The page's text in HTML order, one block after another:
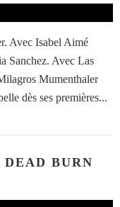
Avec Isabel Aimé
Sanchez. Avec Las
Mumenthaler
dès ses premières...
BURN